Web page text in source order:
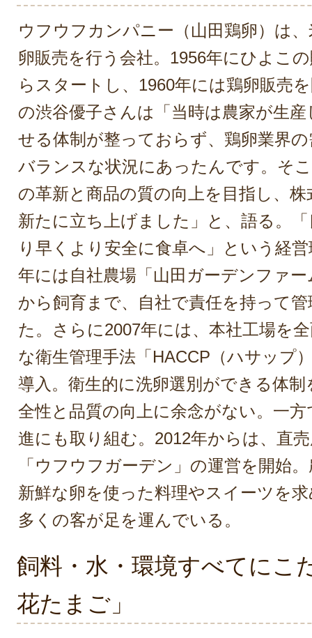
ウフウフカンパニー（山田鶏卵）は
卵販売を行う会社。1956年にひよこ
らスタートし、1960年には鶏卵販売
の渋谷優子さんは「当時は農家が生
せる体制が整っておらず、鶏卵業界
バランスな状況にあったんです。そ
の革新と商品の質の向上を目指し、
新たに立ち上げました」と、語る。
り早くより安全に食卓へ」という経
年には自社農場「山田ガーデンファ
から飼育まで、自社で責任を持って
た。さらに2007年には、本社工場を
な衛生管理手法「HACCP（ハサップ
導入。衛生的に洗卵選別ができる体
全性と品質の向上に余念がない。一
進にも取り組む。2012年からは、直
「ウフウフガーデン」の運営を開始
新鮮な卵を使った料理やスイーツを
多くの客が足を運んでいる。
飼料・水・環境すべてにこ
花たまご」